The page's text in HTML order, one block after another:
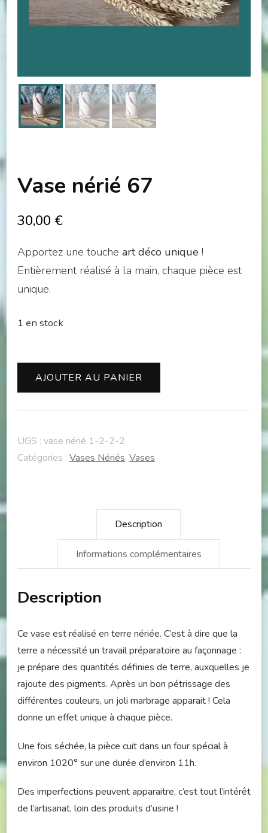
Vase nérié 67
30,00 €
Apportez une touche art déco unique !
Entièrement réalisé à la main, chaque pièce est
unique.
1 en stock
quantité
de
Vase
67
AJOUTER AU PANIER
UGS : vase nérié 1-2-2-2
Catégories : Vases Nériés, Vases
Description
Informations complémentaires
Description
Ce vase est réalisé en terre nériée. C’est à dire que la
terre a nécessité un travail préparatoire au façonnage :
je prépare des quantités définies de terre, auxquelles je
rajoute des pigments. Après un bon pétrissage des
différentes couleurs, un joli marbrage apparait ! Cela
donne un effet unique à chaque pièce.
Une fois séchée, la pièce cuit dans un four spécial à
environ 1020° sur une durée d’environ 11h.
Des imperfections peuvent apparaitre, c’est tout l’intérêt
de l’artisanat, loin des produits d’usine !